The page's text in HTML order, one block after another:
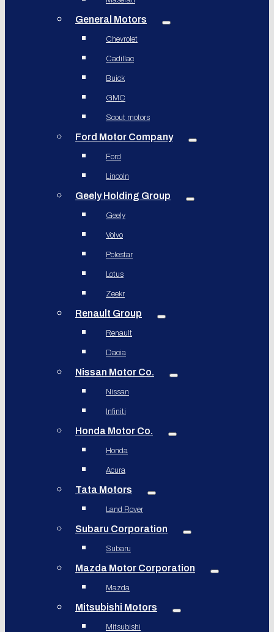
General Motors
Chevrolet
Cadillac
Buick
GMC
Scout motors
Ford Motor Company
Ford
Lincoln
Geely Holding Group
Geely
Volvo
Polestar
Lotus
Zeekr
Renault Group
Renault
Dacia
Nissan Motor Co.
Nissan
Infiniti
Honda Motor Co.
Honda
Acura
Tata Motors
Land Rover
Subaru Corporation
Subaru
Mazda Motor Corporation
Mazda
Mitsubishi Motors
Mitsubishi